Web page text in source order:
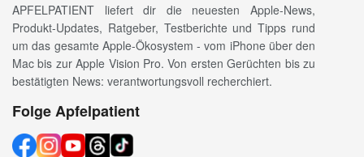
APFELPATIENT liefert dir die neuesten Apple-News,
Produkt-Updates, Ratgeber, Testberichte und Tipps rund
um das gesamte Apple-Ökosystem - vom iPhone über den
Mac bis zur Apple Vision Pro. Von ersten Gerüchten bis zu
bestätigten News: verantwortungsvoll recherchiert.
Folge Apfelpatient